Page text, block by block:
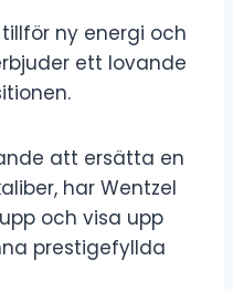
tillför ny energi och
ett lovande
att ersätta en
har Wentzel
och visa upp
prestigefyllda